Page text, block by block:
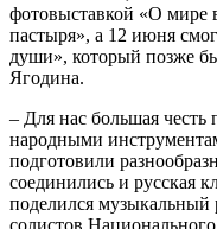
фотовыставкой «О мире
пастыря», а 12 июня
души», который позже
Ягодина.
– Для нас большая честь
народными
подготовили
соединились и русская
поделился
солистов